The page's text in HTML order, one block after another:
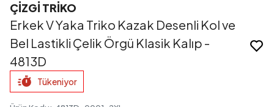
ÇİZGİ TRİKO
Erkek V Yaka Triko Kazak Desenli Kol ve
Bel Lastikli Çelik Örgü Klasik Kalıp -
4813D
Tükeniyor